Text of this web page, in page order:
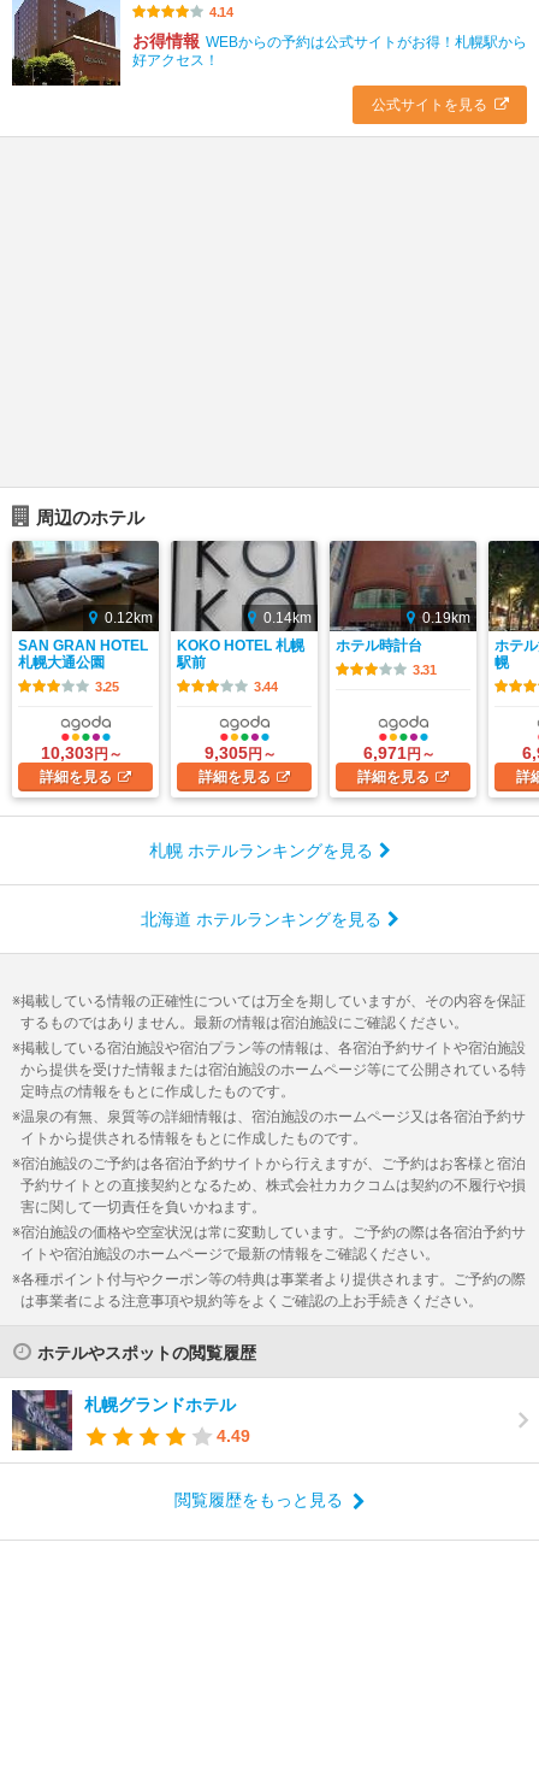
4.14
お得情報 WEBからの予約は公式サイトがお得！札幌駅から
好アクセス！
公式サイトを見る
周辺のホテル
0.12km
SAN GRAN HOTEL
札幌大通公園
3.25
10,303円～
詳細を見る
0.14km
KOKO HOTEL 札幌
駅前
3.44
9,305円～
詳細を見る
0.19km
ホテル時計台
3.31
6,971円～
詳細を見る
ホテ
幌
詳
札幌 ホテルランキングを見る
北海道 ホテルランキングを見る
掲載している情報の正確性については万全を期していますが、その内容を保証
するものではありません。最新の情報は宿泊施設にご確認ください。
掲載している宿泊施設や宿泊プラン等の情報は、各宿泊予約サイトや宿泊施設
から提供を受けた情報または宿泊施設のホームページ等にて公開されている特
定時点の情報をもとに作成したものです。
温泉の有無、泉質等の詳細情報は、宿泊施設のホームページ又は各宿泊予約サ
イトから提供される情報をもとに作成したものです。
宿泊施設のご予約は各宿泊予約サイトから行えますが、ご予約はお客様と宿泊
予約サイトとの直接契約となるため、株式会社カカクコムは契約の不履行や損
害に関して一切責任を負いかねます。
宿泊施設の価格や空室状況は常に変動しています。ご予約の際は各宿泊予約サ
イトや宿泊施設のホームページで最新の情報をご確認ください。
各種ポイント付与やクーポン等の特典は事業者より提供されます。ご予約の際
は事業者による注意事項や規約等をよくご確認の上お手続きください。
ホテルやスポットの閲覧履歴
札幌グランドホテル
4.49
閲覧履歴をもっと見る